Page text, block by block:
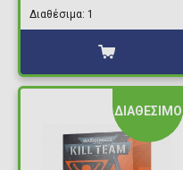
Διαθέσιμα: 1
ΔΙΑΘΕΣΙΜΟ